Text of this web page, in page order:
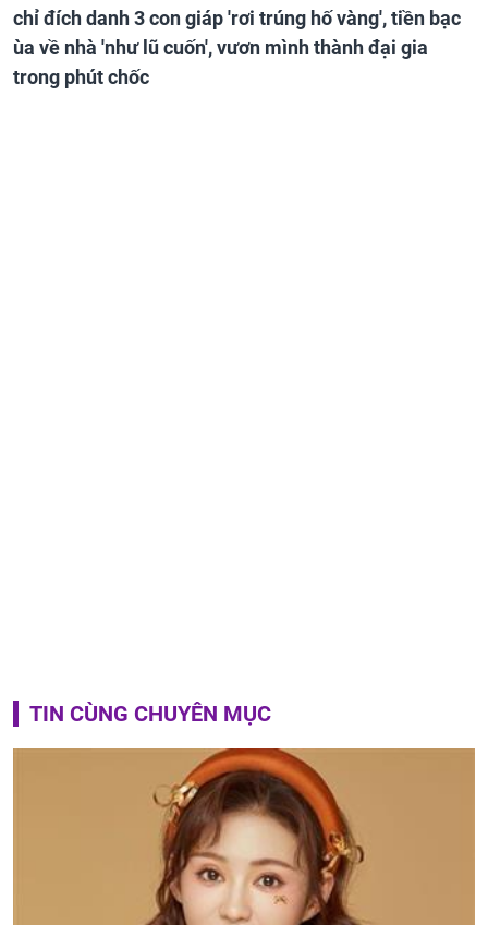
chỉ đích danh 3 con giáp 'rơi trúng hố vàng', tiền bạc
ùa về nhà 'như lũ cuốn', vươn mình thành đại gia
trong phút chốc
TIN CÙNG CHUYÊN MỤC